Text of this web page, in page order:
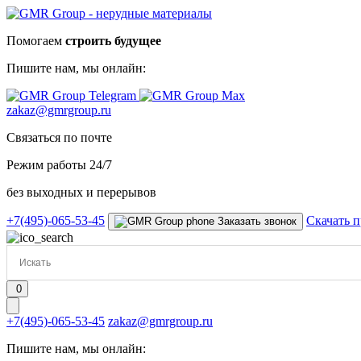
Помогаем строить будущее
Пишите нам, мы онлайн:
zakaz@gmrgroup.ru
Связаться по почте
Режим работы 24/7
без выходных и перерывов
+7(495)-065-53-45 Заказать звонок Скачать
0
+7(495)-065-53-45 zakaz@gmrgroup.ru
Пишите нам, мы онлайн: